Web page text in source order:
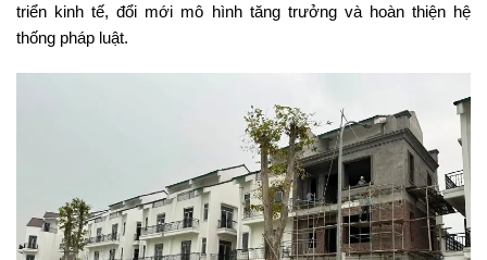
triển kinh tế, đổi mới mô hình tăng trưởng và hoàn thiện hệ
thống pháp luật.